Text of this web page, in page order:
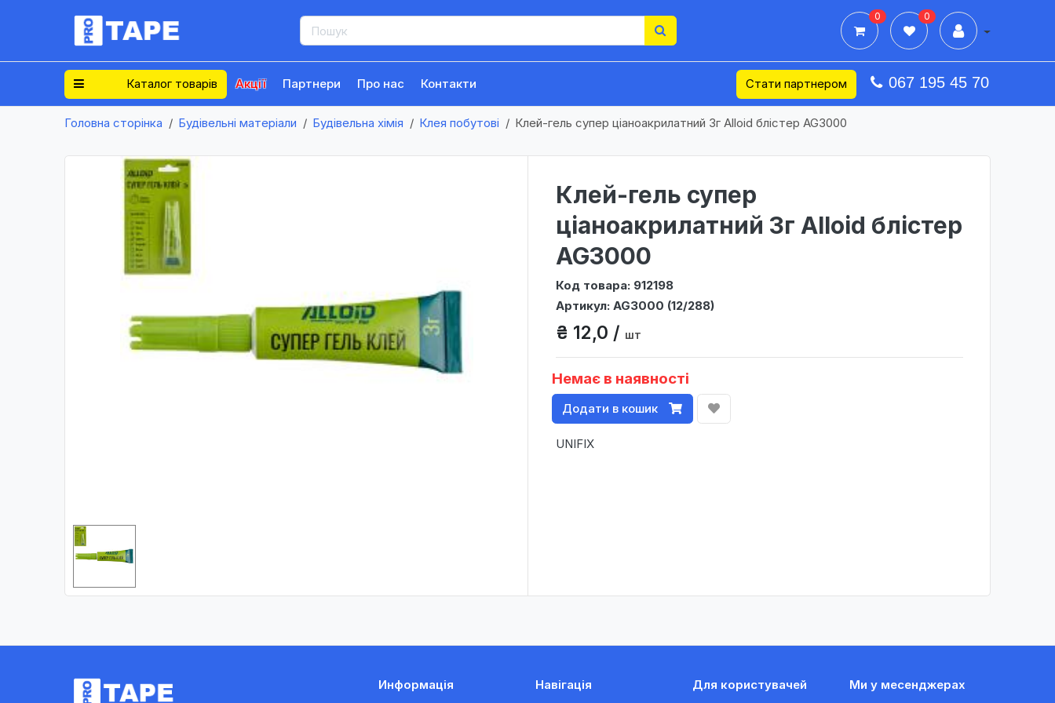
0 0
Каталог товарів Акції Партнери Про нас Контакти Стати партнером 067 195 45 70
Головна сторінка Будівельні матеріали Будівельна хімія Клея побутові Клей-гель супер ціаноакрилатний 3г Alloid блістер AG3000
Клей-гель супер
ціаноакрилатний 3г Alloid блістер
AG3000
Код товара: 912198
Артикул: AG3000 (12/288)
₴ 12,0 / шт
Немає в наявності
Додати в кошик
UNIFIX
Информація Навігація Для користувачей Ми у месенджерах